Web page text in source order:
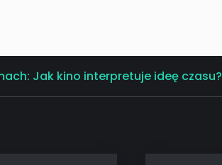
Jak kino interpretuje ideę czasu?